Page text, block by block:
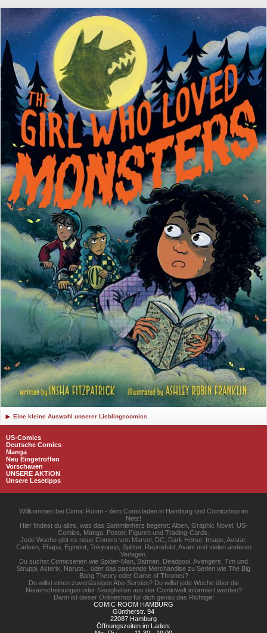
Eine kleine Auswahl unserer Lieblingscomics
US-Comics
Deutsche Comics
Manga
Neu Eingetroffen
Vorschauen
UNSERE AKTION
Unsere Lesetipps
Willkommen bei Comic Room - dem Comicladen in Hamburg und Comicshop im
Netz!
Hier findest du alles, was das Sammlerherz begehrt: Alben, Graphic Novel, US-
Comics, Manga, Poster, Figuren und Trading-Cards.
Jede Woche gibt es neue Comics von Marvel, DC, Dark Horse, Image, Avatar,
Carlsen, Ehapa, Egmont, Tokyopop, Splitter, Reprodukt, Avant und vielen anderen
Verlagen.
Du suchst Comicserien wie Spider-Man, Batman, Deadpool, Avengers, Tim und
Struppi, Asterix, Naruto... oder das passende Merchandise zu Serien wie The Big
Bang Theory oder Game of Thrones?
Du willst einen zuverlässigen Abo-Service? Du willst jede Woche über die
Neuerscheinungen oder Neuigkeiten aus der Comicwelt informiert werden?
Dann ist dieser Onlineshop für dich genau das Richtige!
COMIC ROOM HAMBURG
Güntherstr. 94
22087 Hamburg
Öffnungszeiten im Laden: